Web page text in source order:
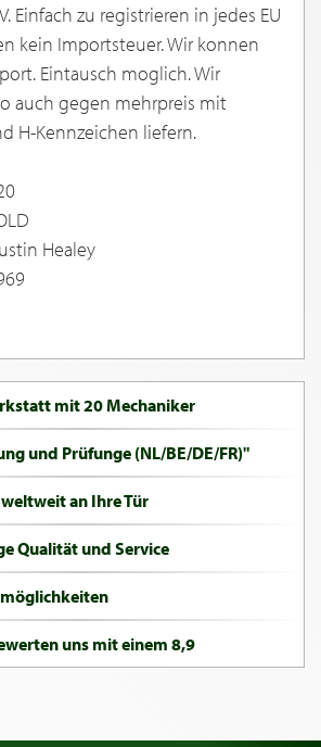
Einfach zu registrieren in jedes EU
kein Importsteuer. Wir konnen
Eintausch moglich. Wir
auch gegen mehrpreis mit
H-Kennzeichen liefern.
Healey
mit 20 Mechaniker
und Prüfunge (NL/BE/DE/FR)"
an Ihre Tür
Qualität und Service
uns mit einem 8,9